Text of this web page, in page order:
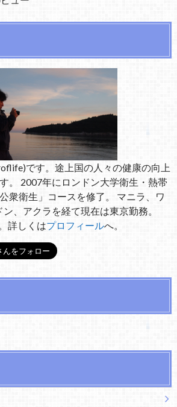
です。途上国の人々の健康の向上
。 2007年にロンドン大学衛生・熱帯
衆衛生」コースを修了。 マニラ、ワ
、アクラを経て現在は東京勤務。
詳しくはプロフィールへ。